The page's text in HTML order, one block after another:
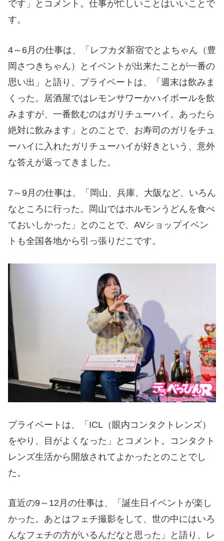
です」とコメント。仕事が忙しいことはいいことで
す。
4～6月の仕事は、「レフカダ新宿でとよちゃん（豊
岡さつきちゃん）とイベントが出来たことが一番の
思い出」と語り、プライベートは、「週末は飲みま
くった。居酒屋ではレモンサワーかハイボールを飲
みますが、一番飲むのはガリチューハイ。あったら
絶対に飲みます」とのことで、お寿司のガリをチュ
ーハイに入れたガリチューハイが好きという、意外
な答えが返ってきました。
7～9月の仕事は、「岡山、兵庫、大阪など、いろん
なところに行った。岡山ではホルモンうどんを食べ
ておいしかった」とのことで、AVショップイベン
トも全国各地から引っ張りだこです。
プライベートは、「ICL（眼内コンタクトレンズ）
をやり、目がよくなった」とコメント。コンタクト
レンズ生活から開放されてよかったとのことでし
た。
直近の9～12月の仕事は、「誕生日イベントが楽し
かった。あとはフェチ撮影をして、世の中にはいろ
んなフェチの方がいるんだなと思った」と語り、レ